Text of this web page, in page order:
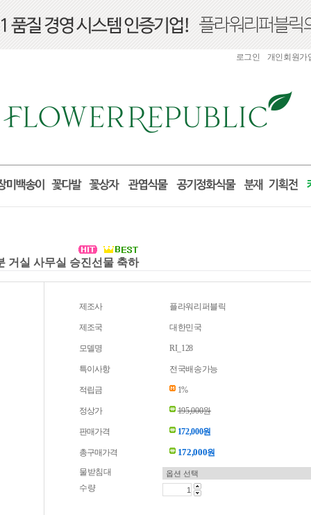
로그인 개인회원가
거실 사무실 승진선물 축하
제조사 플라워리퍼블릭
제조국 대한민국
모델명 RI_128
특이사항 전국배송가능
적립금 1%
정상가 195,000원
판매가격 172,000원
총구매가격 172,000원
물받침대
수량